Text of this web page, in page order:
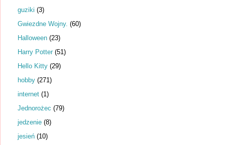
guziki (3)
Gwiezdne Wojny. (60)
Halloween (23)
Harry Potter (51)
Hello Kitty (29)
hobby (271)
internet (1)
Jednorożec (79)
jedzenie (8)
jesień (10)